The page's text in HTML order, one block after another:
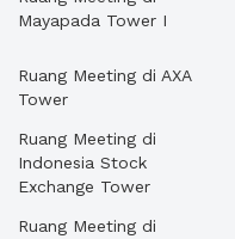
Mayapada Tower I
Ruang Meeting di AXA
Tower
Ruang Meeting di
Indonesia Stock
Exchange Tower
Ruang Meeting di